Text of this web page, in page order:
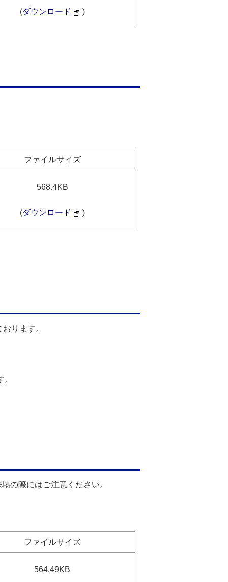
(ダウンロード )
ファイルサイズ
568.4KB
(ダウンロード )
ります。
の際にはご注意ください。
ファイルサイズ
564.49KB